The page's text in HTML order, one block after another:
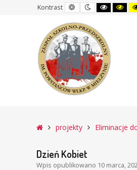
Kontrast Domyślny
kontrast
Nocny
kontrast
Czarny
i i
Głównaprojekty Eliminacje
Dzień Kobiet
Wpis opublikowano 10 marca,